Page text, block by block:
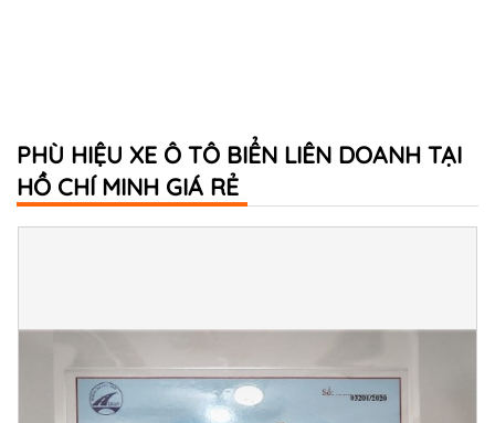
PHÙ HIỆU XE Ô TÔ BIỂN LIÊN DOANH TẠI
HỒ CHÍ MINH GIÁ RẺ